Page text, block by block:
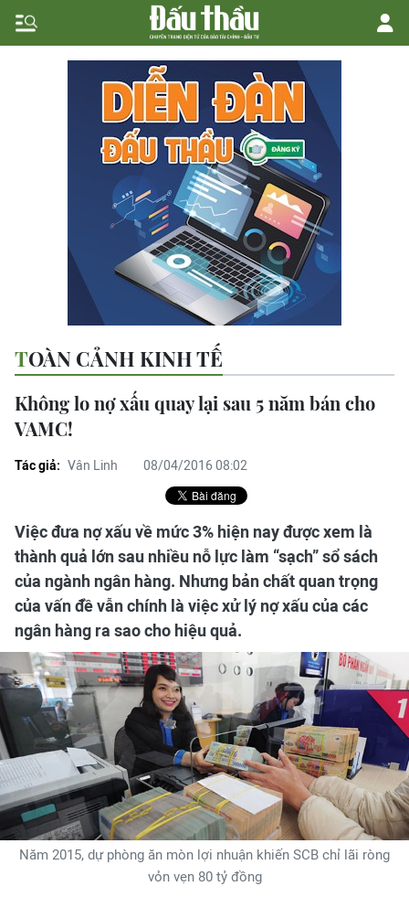
TOÀN CẢNH KINH TẾ
Không lo nợ xấu quay lại sau 5 năm bán cho
VAMC!
Tác giả: Vân Linh 08/04/2016 08:02
Việc đưa nợ xấu về mức 3% hiện nay được xem là
thành quả lớn sau nhiều nỗ lực làm “sạch” sổ sách
của ngành ngân hàng. Nhưng bản chất quan trọng
của vấn đề vẫn chính là việc xử lý nợ xấu của các
ngân hàng ra sao cho hiệu quả.
Năm 2015, dự phòng ăn mòn lợi nhuận khiến SCB chỉ lãi ròng
vỏn vẹn 80 tỷ đồng